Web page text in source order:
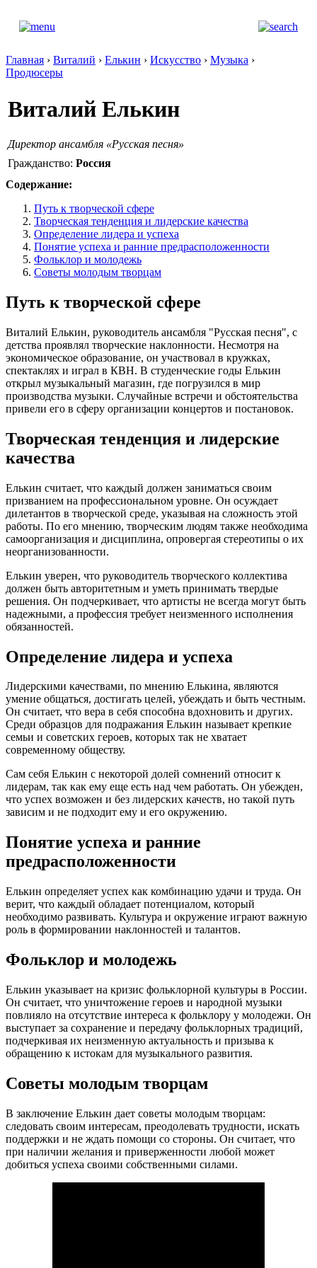
Главная › Виталий › Елькин › Искусство › Музыка ›
Продюсеры
Виталий Елькин
Директор ансамбля «Русская песня»
Гражданство: Россия
Содержание:
Путь к творческой сфере
Творческая тенденция и лидерские качества
Определение лидера и успеха
Понятие успеха и ранние предрасположенности
Фольклор и молодежь
Советы молодым творцам
Путь к творческой сфере
Виталий Елькин, руководитель ансамбля "Русская песня", с
детства проявлял творческие наклонности. Несмотря на
экономическое образование, он участвовал в кружках,
спектаклях и играл в КВН. В студенческие годы Елькин
открыл музыкальный магазин, где погрузился в мир
производства музыки. Случайные встречи и обстоятельства
привели его в сферу организации концертов и постановок.
Творческая тенденция и лидерские
качества
Елькин считает, что каждый должен заниматься своим
призванием на профессиональном уровне. Он осуждает
дилетантов в творческой среде, указывая на сложность этой
работы. По его мнению, творческим людям также необходима
самоорганизация и дисциплина, опровергая стереотипы о их
неорганизованности.
Елькин уверен, что руководитель творческого коллектива
должен быть авторитетным и уметь принимать твердые
решения. Он подчеркивает, что артисты не всегда могут быть
надежными, а профессия требует неизменного исполнения
обязанностей.
Определение лидера и успеха
Лидерскими качествами, по мнению Елькина, являются
умение общаться, достигать целей, убеждать и быть честным.
Он считает, что вера в себя способна вдохновить и других.
Среди образцов для подражания Елькин называет крепкие
семьи и советских героев, которых так не хватает
современному обществу.
Сам себя Елькин с некоторой долей сомнений относит к
лидерам, так как ему еще есть над чем работать. Он убежден,
что успех возможен и без лидерских качеств, но такой путь
зависим и не подходит ему и его окружению.
Понятие успеха и ранние
предрасположенности
Елькин определяет успех как комбинацию удачи и труда. Он
верит, что каждый обладает потенциалом, который
необходимо развивать. Культура и окружение играют важную
роль в формировании наклонностей и талантов.
Фольклор и молодежь
Елькин указывает на кризис фольклорной культуры в России.
Он считает, что уничтожение героев и народной музыки
повлияло на отсутствие интереса к фольклору у молодежи. Он
выступает за сохранение и передачу фольклорных традиций,
подчеркивая их неизменную актуальность и призыва к
обращению к истокам для музыкального развития.
Советы молодым творцам
В заключение Елькин дает советы молодым творцам:
следовать своим интересам, преодолевать трудности, искать
поддержки и не ждать помощи со стороны. Он считает, что
при наличии желания и приверженности любой может
добиться успеха своими собственными силами.